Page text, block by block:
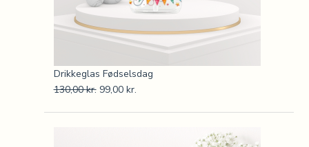
Drikkeglas Fødselsdag
130,00kr. 99,00 kr.